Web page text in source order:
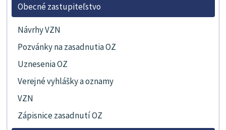
Obecné zastupiteľstvo
Návrhy VZN
Pozvánky na zasadnutia OZ
Uznesenia OZ
Verejné vyhlášky a oznamy
VZN
Zápisnice zasadnutí OZ